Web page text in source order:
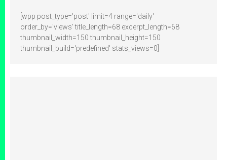
[wpp post_type='post' limit=4 range='daily'
order_by='views' title_length=68 excerpt_length=68
thumbnail_width=150 thumbnail_height=150
thumbnail_build='predefined' stats_views=0]